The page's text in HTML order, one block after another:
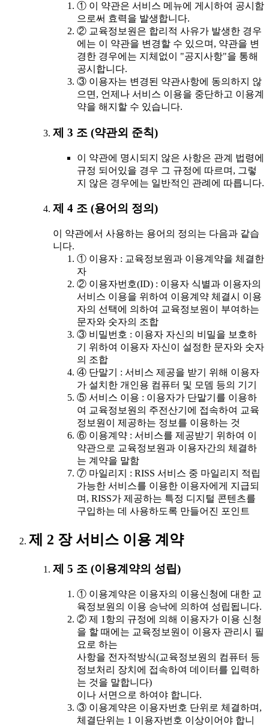
① 이 약관은 서비스 메뉴에 게시하여 공시함
으로써 효력을 발생합니다.
② 교육정보원은 합리적 사유가 발생한 경우
에는 이 약관을 변경할 수 있으며, 약관을 변
경한 경우에는 지체없이 "공지사항"을 통해
공시합니다.
③ 이용자는 변경된 약관사항에 동의하지 않
으면, 언제나 서비스 이용을 중단하고 이용계
약을 해지할 수 있습니다.
제 3 조 (약관외 준칙)
이 약관에 명시되지 않은 사항은 관계 법령에
규정 되어있을 경우 그 규정에 따르며, 그렇
지 않은 경우에는 일반적인 관례에 따릅니다.
제 4 조 (용어의 정의)
이 약관에서 사용하는 용어의 정의는 다음과 같습
니다.
① 이용자 : 교육정보원과 이용계약을 체결한
자
② 이용자번호(ID) : 이용자 식별과 이용자의
서비스 이용을 위하여 이용계약 체결시 이용
자의 선택에 의하여 교육정보원이 부여하는
문자와 숫자의 조합
③ 비밀번호 : 이용자 자신의 비밀을 보호하
기 위하여 이용자 자신이 설정한 문자와 숫자
의 조합
④ 단말기 : 서비스 제공을 받기 위해 이용자
가 설치한 개인용 컴퓨터 및 모뎀 등의 기기
⑤ 서비스 이용 : 이용자가 단말기를 이용하
여 교육정보원의 주전산기에 접속하여 교육
정보원이 제공하는 정보를 이용하는 것
⑥ 이용계약 : 서비스를 제공받기 위하여 이
약관으로 교육정보원과 이용자간의 체결하
는 계약을 말함
⑦ 마일리지 : RISS 서비스 중 마일리지 적립
가능한 서비스를 이용한 이용자에게 지급되
며, RISS가 제공하는 특정 디지털 콘텐츠를
구입하는 데 사용하도록 만들어진 포인트
제 2 장 서비스 이용 계약
제 5 조 (이용계약의 성립)
① 이용계약은 이용자의 이용신청에 대한 교
육정보원의 이용 승낙에 의하여 성립됩니다.
② 제 1항의 규정에 의해 이용자가 이용 신청
을 할 때에는 교육정보원이 이용자 관리시 필
요로 하는
사항을 전자적방식(교육정보원의 컴퓨터 등
정보처리 장치에 접속하여 데이터를 입력하
는 것을 말합니다)
이나 서면으로 하여야 합니다.
③ 이용계약은 이용자번호 단위로 체결하며,
체결단위는 1 이용자번호 이상이어야 합니